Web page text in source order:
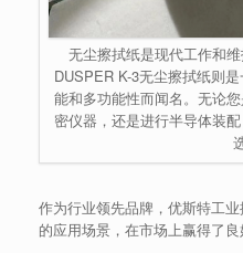
无尘擦拭纸是现代工作和
DUSPER K-3无尘擦拭纸则
能和多功能性而闻名。无论
密仪器，还是进行半导体装
作为行业领先品牌，优斯特工
的应用场景，在市场上赢得了良